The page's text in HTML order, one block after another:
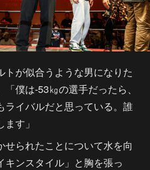
が似合うような男になりた
僕は-53㎏の選手だったら、
ライバルだと思っている。誰
す」
られたことについて水を向
キンスタイル」と胸を張っ